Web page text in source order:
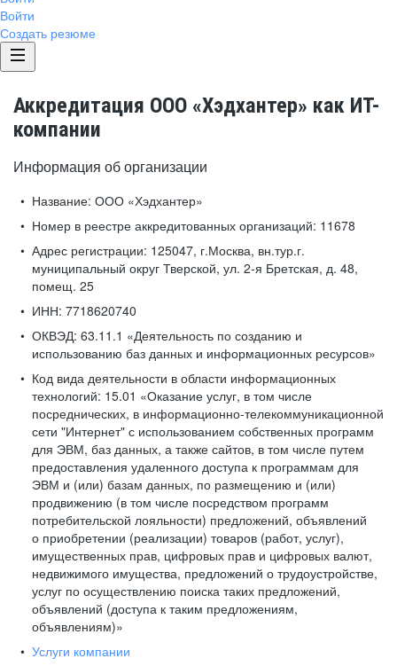
Войти
Создать резюме
Аккредитация ООО «Хэдхантер» как ИТ-
компании
Информация об организации
Название: ООО «Хэдхантер»
Номер в реестре аккредитованных организаций: 11678
Адрес регистрации: 125047, г.Москва, вн.тур.г.
муниципальный округ Тверской, ул. 2-я Бретская, д. 48,
помещ. 25
ИНН: 7718620740
ОКВЭД: 63.11.1 «Деятельность по созданию и
использованию баз данных и информационных ресурсов»
Код вида деятельности в области информационных
технологий: 15.01 «Оказание услуг, в том числе
посреднических, в информационно-телекоммуникационной
сети "Интернет" с использованием собственных программ
для ЭВМ, баз данных, а также сайтов, в том числе путем
предоставления удаленного доступа к программам для
ЭВМ и (или) базам данных, по размещению и (или)
продвижению (в том числе посредством программ
потребительской лояльности) предложений, объявлений
о приобретении (реализации) товаров (работ, услуг),
имущественных прав, цифровых прав и цифровых валют,
недвижимого имущества, предложений о трудоустройстве,
услуг по осуществлению поиска таких предложений,
объявлений (доступа к таким предложениям,
объявлениям)»
Услуги компании